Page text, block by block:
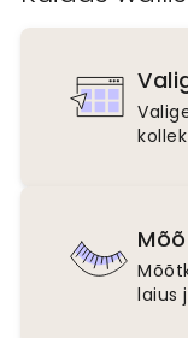
laius